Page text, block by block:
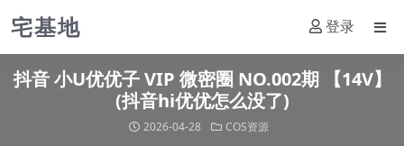
宅基地 登录
抖音 小U优优子 VIP 微密圈 NO.002期 【14V】
(抖音hi优优怎么没了)
2026-04-28 COS资源